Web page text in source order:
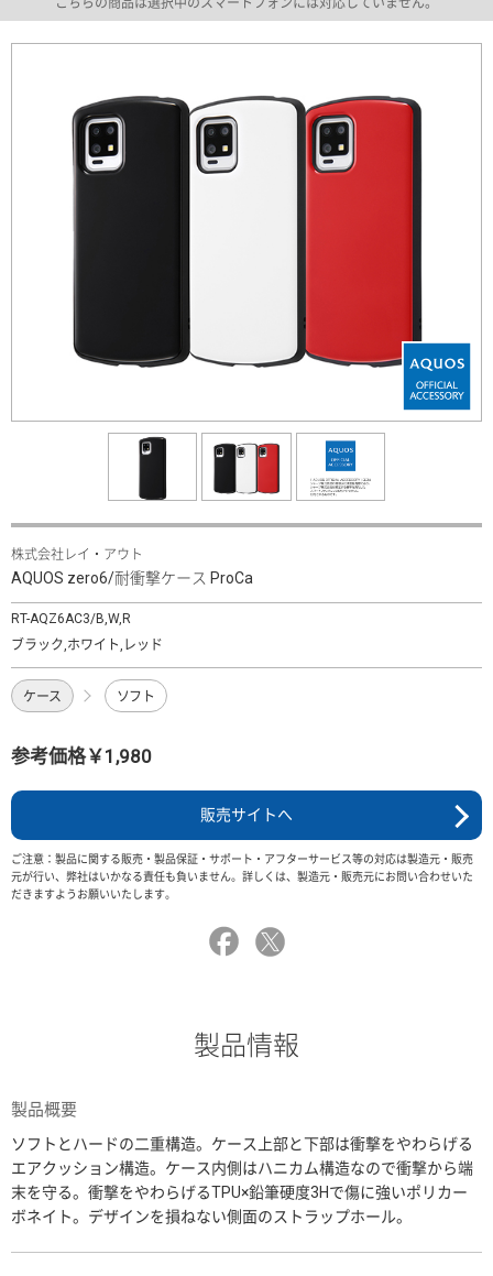
株式会社レイ・アウト
AQUOS zero6/耐衝撃ケース ProCa
RT-AQZ6AC3/B,W,R
ブラック,ホワイト,レッド
ケース ソフト
参考価格￥1,980
販売サイトへ
ご注意：製品に関する販売・製品保証・サポート・アフターサービス等の対応は製造元・販売
元が行い、弊社はいかなる責任も負いません。詳しくは、製造元・販売元にお問い合わせいた
だきますようお願いいたします。
製品情報
製品概要
ソフトとハードの二重構造。ケース上部と下部は衝撃をやわらげる
エアクッション構造。ケース内側はハニカム構造なので衝撃から端
末を守る。衝撃をやわらげるTPU×鉛筆硬度3Hで傷に強いポリカー
ボネイト。デザインを損ねない側面のストラップホール。